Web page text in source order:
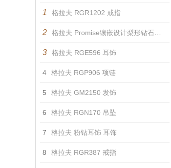
1 格拉夫 RGR1202 戒指
2 格拉夫 Promise镶嵌设计梨形钻石戒指 戒指
3 格拉夫 RGE596 耳饰
4 格拉夫 RGP906 项链
5 格拉夫 GM2150 发饰
6 格拉夫 RGN170 吊坠
7 格拉夫 粉钻耳饰 耳饰
8 格拉夫 RGR387 戒指